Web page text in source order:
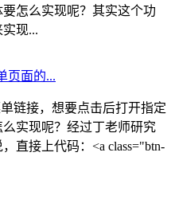
怎么实现呢？其实这个功
现...
页面的...
链接，想要点击后打开指定
实现呢？经过丁老师研究
直接上代码：<a class="btn-